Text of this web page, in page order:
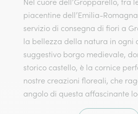
Nel cuore dell’Gropparello, tra
piacentine dell’Emilia-
servizio di consegna di fiori a
la bellezza della natura in ogni
suggestivo borgo medievale,
storico castello, è la cornice
nostre creazioni floreali, che
angolo di questa affascinante